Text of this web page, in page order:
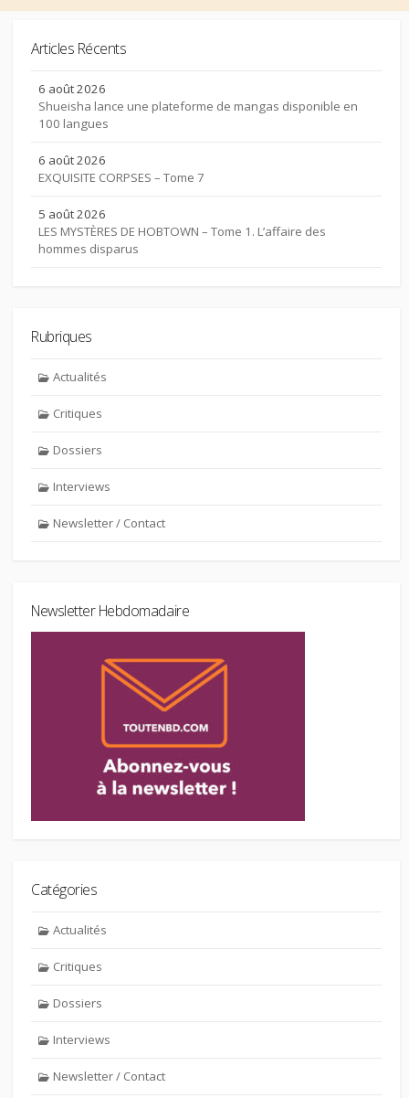
Articles Récents
6 août 2026
Shueisha lance une plateforme de mangas disponible en
100 langues
6 août 2026
EXQUISITE CORPSES – Tome 7
5 août 2026
LES MYSTÈRES DE HOBTOWN – Tome 1. L’affaire des
hommes disparus
Rubriques
Actualités
Critiques
Dossiers
Interviews
Newsletter / Contact
Newsletter Hebdomadaire
Catégories
Actualités
Critiques
Dossiers
Interviews
Newsletter / Contact